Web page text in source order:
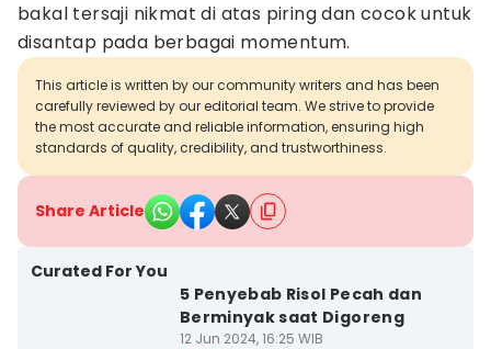
bakal tersaji nikmat di atas piring dan cocok untuk
disantap pada berbagai momentum.
This article is written by our community writers and has been
carefully reviewed by our editorial team. We strive to provide
the most accurate and reliable information, ensuring high
standards of quality, credibility, and trustworthiness.
Share Article
Curated For You
5 Penyebab Risol Pecah dan
Berminyak saat Digoreng
12 Jun 2024, 16:25 WIB